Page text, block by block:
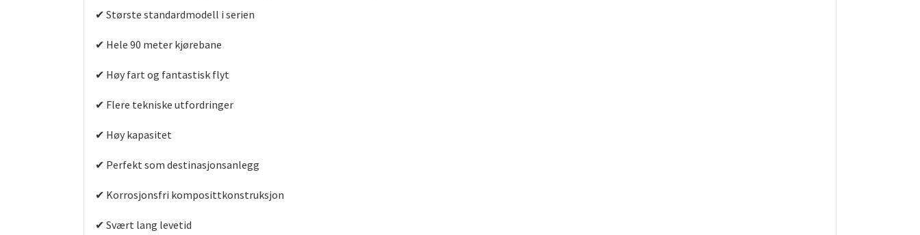
✔ Største standardmodell i serien
✔ Hele 90 meter kjørebane
✔ Høy fart og fantastisk flyt
✔ Flere tekniske utfordringer
✔ Høy kapasitet
✔ Perfekt som destinasjonsanlegg
✔ Korrosjonsfri komposittkonstruksjon
✔ Svært lang levetid